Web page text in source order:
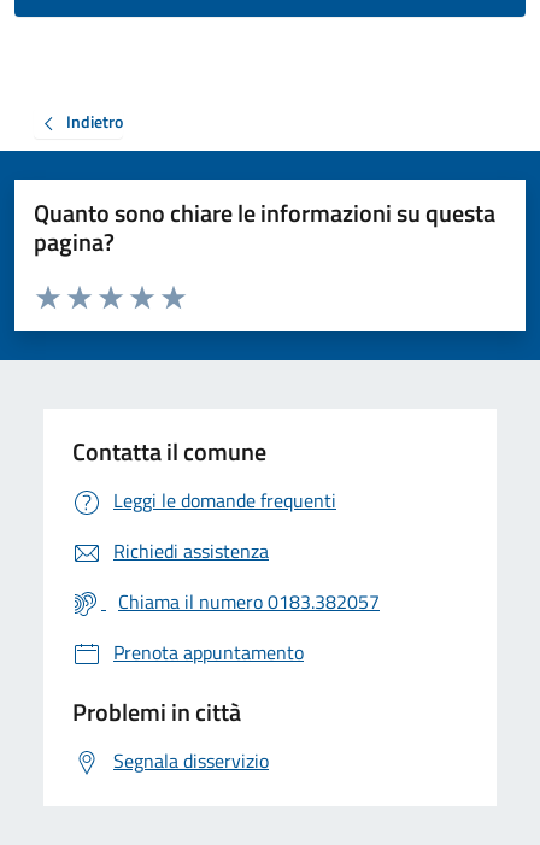
Indietro
Quanto sono chiare le informazioni su questa
pagina?
Valuta da 1 a 5 stelle la pagina
Valuta 5 stelle su 5
Valuta 4 stelle su 5
Valuta 3 stelle su 5
Valuta 2 stelle su 5
Valuta 1 stelle su 5
Contatta il comune
Leggi le domande frequenti
Richiedi assistenza
Chiama il numero 0183.382057
Prenota appuntamento
Problemi in città
Segnala disservizio